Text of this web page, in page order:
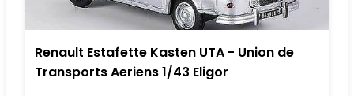
Renault Estafette Kasten UTA - Union de
Transports Aeriens 1/43 Eligor